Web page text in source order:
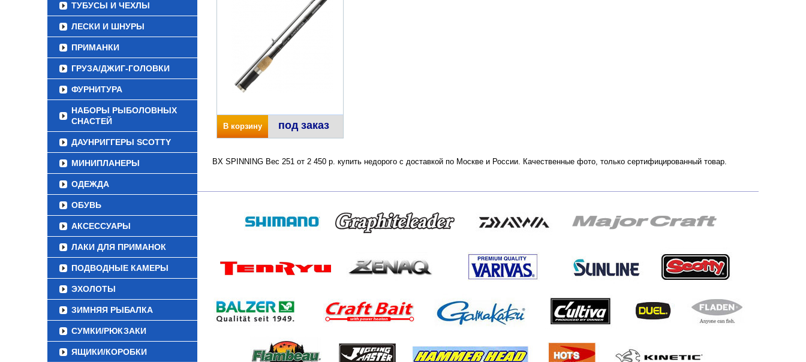
ТУБУСЫ И ЧЕХЛЫ
ЛЕСКИ И ШНУРЫ
ПРИМАНКИ
ГРУЗА/ДЖИГ-ГОЛОВКИ
ФУРНИТУРА
НАБОРЫ РЫБОЛОВНЫХ
СНАСТЕЙ
ДАУНРИГГЕРЫ SCOTTY
МИНИПЛАНЕРЫ
ОДЕЖДА
ОБУВЬ
АКСЕССУАРЫ
ЛАКИ ДЛЯ ПРИМАНОК
ПОДВОДНЫЕ КАМЕРЫ
ЭХОЛОТЫ
ЗИМНЯЯ РЫБАЛКА
СУМКИ/РЮКЗАКИ
ЯЩИКИ/КОРОБКИ
В корзину под заказ
BX SPINNING Вес 251 от 2 450 р. купить недорого с доставкой по Москве и России. Качественные фото, только сертифицированный товар.